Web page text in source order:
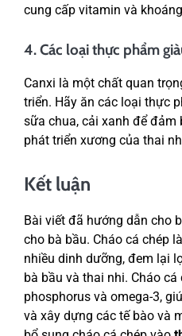
cung cấp vitamin và
4. Các loại thực phẩm
Canxi là một chất quan
triển. Hãy ăn các loại thực
sữa chua, cải xanh để
phát triển xương của thai
Kết luận
Bài viết đã hướng dẫn cho
cho bà bầu. Cháo cá chép là
nhiều dinh dưỡng, đem lại
bà bầu và thai nhi. Cháo
phosphorus và omega-3,
và xây dựng các tế bào và